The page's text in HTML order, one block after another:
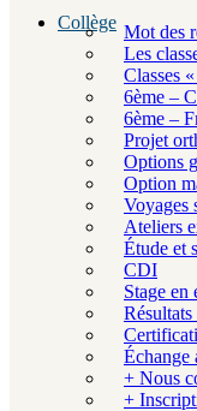
Collège Mot des
Les
Classes
6ème –
6ème –
Projet
Options
Option
Voyages
Ateliers
Étude et
CDI
Stage en
Résultats
Échange
+ Nous
+